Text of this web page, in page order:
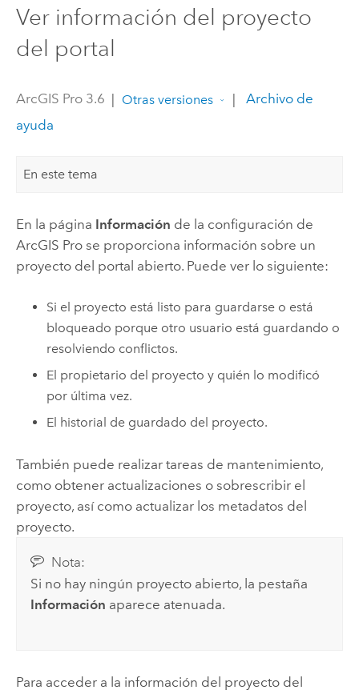
Ver información del proyecto
del portal
ArcGIS Pro 3.6 | Otras versiones |
Archivo de
ayuda
En este tema
En la página Información de la configuración de
ArcGIS Prose proporciona información sobre un
proyecto del portal abierto. Puede ver lo siguiente:
Si el proyecto está listo para guardarse o está
bloqueado porque otro usuario está guardando o
resolviendo conflictos.
El propietario del proyecto y quién lo modificó
por última vez.
El historial de guardado del proyecto.
También puede realizar tareas de mantenimiento,
como obtener actualizaciones o sobrescribir el
proyecto, así como actualizar los metadatos del
proyecto.
Nota:
Si no hay ningún proyecto abierto, la pestaña
Información aparece atenuada.
Para acceder a la información del proyecto del